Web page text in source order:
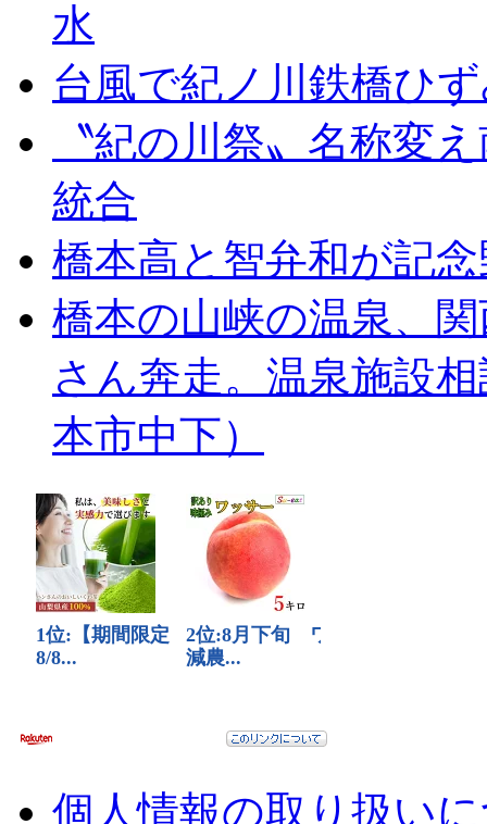
水
台風で紀ノ川鉄橋ひ
〝紀の川祭〟名称変
統合
橋本高と智弁和が記
橋本の山峡の温泉、
さん奔走。温泉施設
本市中下）
個人情報の取り扱い